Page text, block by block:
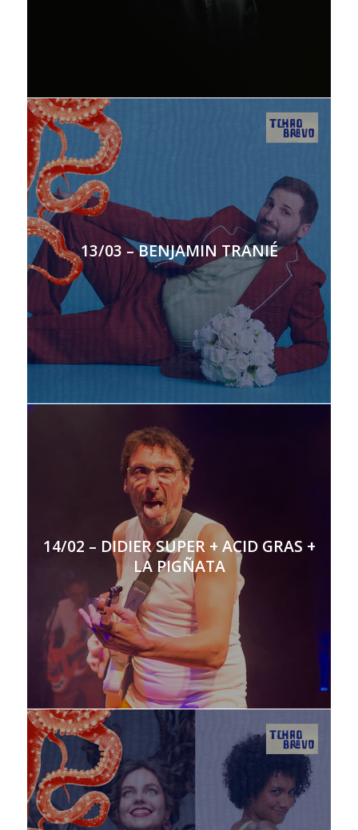
13/03 – BENJAMIN TRANIÉ
14/02 – DIDIER SUPER + ACID GRAS +
LA PIGÑATA